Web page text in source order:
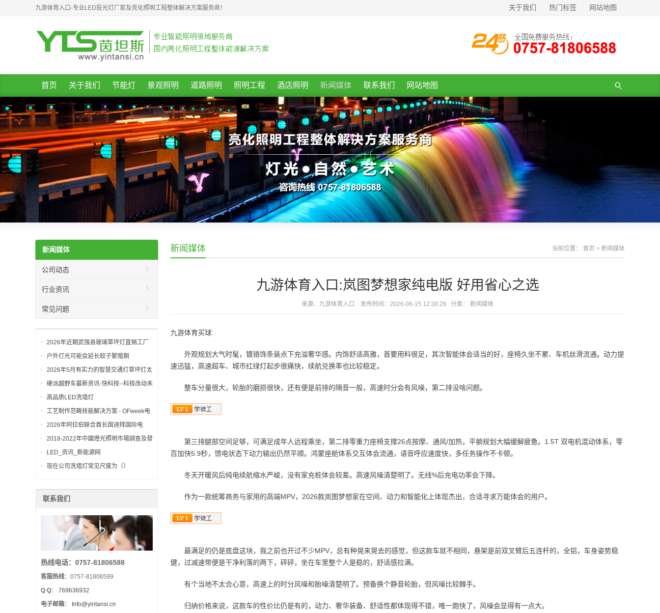
九游体育入口-专业LED投光灯厂家及亮化照明工程整体解决方案服务商！ 关于我们 热门标签 网站地图
首页 关于我们 节能灯 景观照明 道路照明 照明工程 酒店照明 新闻媒体 联系我们 网站地图
新闻媒体 当前位置： 首页 > 新闻媒体
九游体育入口:岚图梦想家纯电版 好用省心之选
来源： 九游体育入口 发布时间：2026-06-15 12:38:28 分类： 新闻媒体
九游体育买球:
外观规划大气时髦，镀铬饰条装点下充溢奢华感。内饰舒适高雅，首要用料很足，其次智能体会适当的好，座椅久坐不累、车机丝滑流通。动力提
速迅猛，高速超车、城市红绿灯起步很痛快，续航兑换率也比较稳定。
整车分量很大，轮胎的磨损很快，还有便是前排的隔音一般，高速时分会有风噪，第二排没啥问题。
第三排腿部空间足够，可满足成年人远程乘坐，第二排零重力座椅支撑26点按摩、通风/加热，平躺规划大幅缓解疲惫。1.5T 双电机混动体系，零
百加快5.9秒，馈电状态下动力输出仍然平顺。鸿蒙座舱体系交互体会流通，语音呼应速度快，多任务操作不卡顿。
冬天开暖风后纯电续航缩水严峻，没有家充桩体会较差。高速风噪清楚明了。无线%后充电功率会下降。
作为一款统筹商务与家用的高端MPV，2026款岚图梦想家在空间、动力和智能化上体现杰出，合适寻求万能体会的用户。
最满足的仍是底盘这块，我之前也开过不少MPV，总有种晃来晃去的感觉，但这款车就不相同，悬架是前双叉臂后五连杆的，全铝，车身姿势稳
健，过减速带便是干净利落的两下，砰砰，坐在车里整个人是稳的，舒适感拉满。
有个当地不太合心意，高速上的时分风噪和胎噪清楚明了。预备换个静音轮胎，但风噪比较棘手。
归纳价格来说，这款车的性价比仍是有的，动力、奢华装备、舒适性都体现得不错，唯一跑快了，风噪会显得有一点大。
新闻媒体
公司动态
行业资讯
常见问题
2026年近期武强县玻璃草坪灯直销工厂
选型指南：为何武强工
户外灯光可能会延长蚊子繁殖期
2026年5月有实力的智慧交通灯草坪灯太
阳能路灯厂家推荐深圳市凯雅照明有限公
司
硬派越野车最新资讯-快科技--科技改动未
来
高品质LED洗墙灯
工艺制作范畴技能解决方案 - OFweek电
子工程网
2026年阿拉伯联合酋长国迪拜国际电
力、照明及新能源展览会
2018-2022年中國燈光照明市場調查及發
展趨勢研讨報告
LED_资讯_新能源网
现在公司洗墙灯常见尺度为（）
联系我们
热线电话：0757-81806588
客服热线：0757-81806599
Q Q： 769636932
电子邮箱：
Info@yintansi.cn